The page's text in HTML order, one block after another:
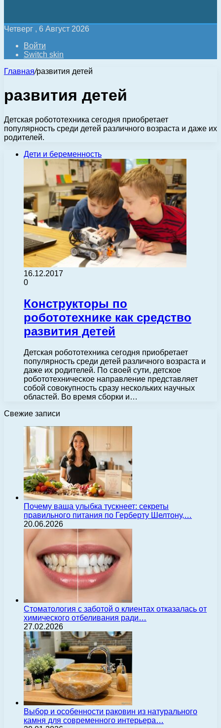
Четверг , 6 Август 2026
Войти
Switch skin
Главная/развития детей
развития детей
Детская робототехника сегодня приобретает
популярность среди детей различного возраста и даже их
родителей.
Дети и беременность
16.12.2017
0
Конструкторы по
робототехнике как средство
развития детей
Детская робототехника сегодня приобретает
популярность среди детей различного возраста и
даже их родителей. По своей сути, детское
робототехническое направление представляет
собой совокупность сразу нескольких научных
областей. Во время сборки и…
Свежие записи
Почему ваша улыбка тускнеет: секреты
правильного питания по Герберту Шелтону,…
20.06.2026
Стоматология с заботой о клиентах отказалась от
химического отбеливания ради…
27.02.2026
Выбор и особенности раковин из натурального
камня для современного интерьера…